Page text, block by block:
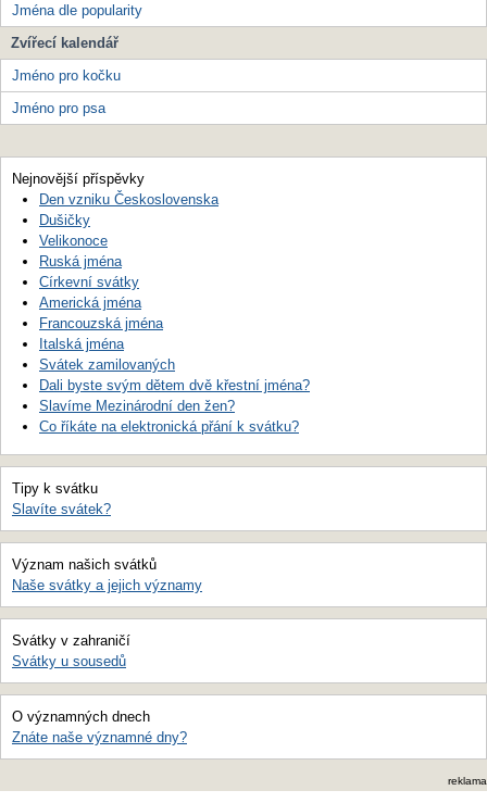
Jména dle popularity
Zvířecí kalendář
Jméno pro kočku
Jméno pro psa
Nejnovější příspěvky
Den vzniku Československa
Dušičky
Velikonoce
Ruská jména
Církevní svátky
Americká jména
Francouzská jména
Italská jména
Svátek zamilovaných
Dali byste svým dětem dvě křestní jména?
Slavíme Mezinárodní den žen?
Co říkáte na elektronická přání k svátku?
Tipy k svátku
Slavíte svátek?
Význam našich svátků
Naše svátky a jejich významy
Svátky v zahraničí
Svátky u sousedů
O významných dnech
Znáte naše významné dny?
reklama